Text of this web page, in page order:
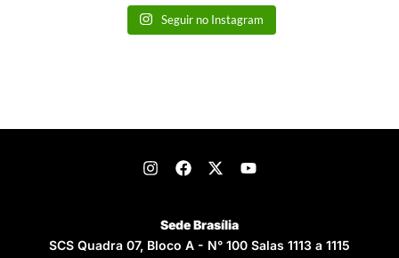
Seguir no Instagram
Sede Brasília
SCS Quadra 07, Bloco A - N° 100 Salas 1113 a 1115